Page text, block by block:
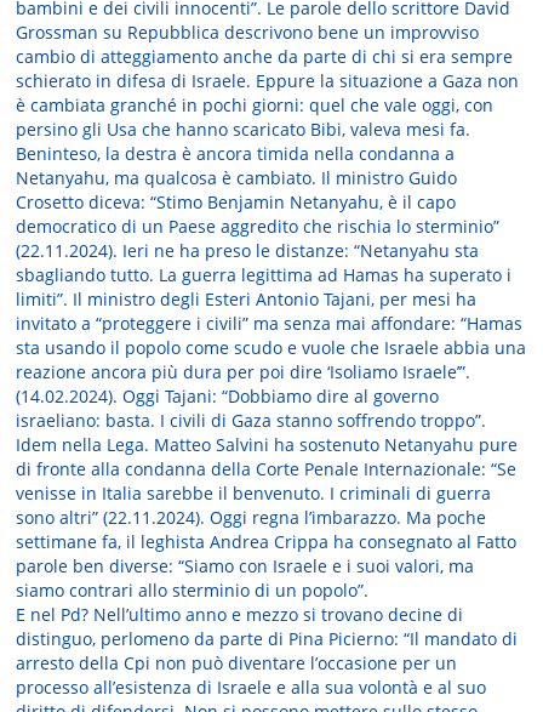
bambini e dei civili innocenti”. Le parole dello scrittore David
Grossman su Repubblica descrivono bene un improvviso
cambio di atteggiamento anche da parte di chi si era sempre
schierato in difesa di Israele. Eppure la situazione a Gaza non
è cambiata granché in pochi giorni: quel che vale oggi, con
persino gli Usa che hanno scaricato Bibi, valeva mesi fa.
Beninteso, la destra è ancora timida nella condanna a
Netanyahu, ma qualcosa è cambiato. Il ministro Guido
Crosetto diceva: “Stimo Benjamin Netanyahu, è il capo
democratico di un Paese aggredito che rischia lo sterminio”
(22.11.2024). Ieri ne ha preso le distanze: “Netanyahu sta
sbagliando tutto. La guerra legittima ad Hamas ha superato i
limiti”. Il ministro degli Esteri Antonio Tajani, per mesi ha
invitato a “proteggere i civili” ma senza mai affondare: “Hamas
sta usando il popolo come scudo e vuole che Israele abbia una
reazione ancora più dura per poi dire ‘Isoliamo Israele’”.
(14.02.2024). Oggi Tajani: “Dobbiamo dire al governo
israeliano: basta. I civili di Gaza stanno soffrendo troppo”.
Idem nella Lega. Matteo Salvini ha sostenuto Netanyahu pure
di fronte alla condanna della Corte Penale Internazionale: “Se
venisse in Italia sarebbe il benvenuto. I criminali di guerra
sono altri” (22.11.2024). Oggi regna l’imbarazzo. Ma poche
settimane fa, il leghista Andrea Crippa ha consegnato al Fatto
parole ben diverse: “Siamo con Israele e i suoi valori, ma
siamo contrari allo sterminio di un popolo”.
E nel Pd? Nell’ultimo anno e mezzo si trovano decine di
distinguo, perlomeno da parte di Pina Picierno: “Il mandato di
arresto della Cpi non può diventare l’occasione per un
processo all’esistenza di Israele e alla sua volontà e al suo